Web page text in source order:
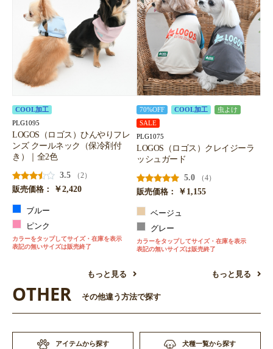
COOL加工
PLG1095
LOGOS（ロゴス）ひんやりフレ
ンズ クールネック（保冷剤付
き）｜全2色
3.5
（2）
販売価格：
￥2,420
ブルー
ピンク
カラーをタップしてサイズ・在庫を表示
表記の無いサイズは販売終了
もっと見る
70%OFF COOL加工
虫よけ
SALE
PLG1075
LOGOS（ロゴス）クレイジーラ
ッシュガード
5.0
（4）
販売価格：
￥1,155
ベージュ
グレー
カラーをタップしてサイズ・在庫を表示
表記の無いサイズは販売終了
もっと見る
OTHER その他違う方法で探す
アイテムから探す 犬種一覧から探す